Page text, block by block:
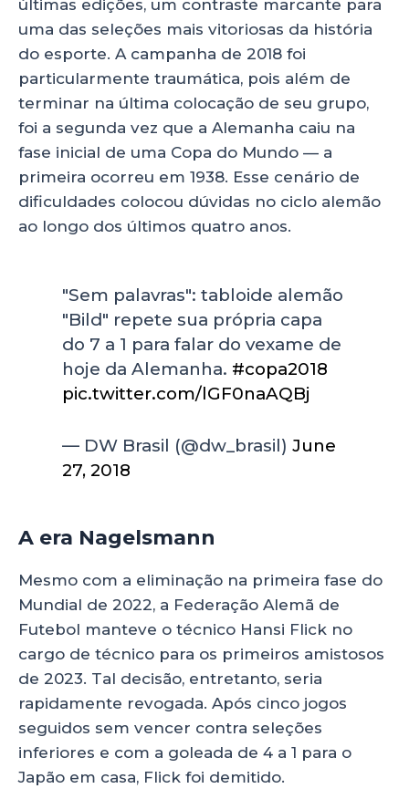
últimas edições, um contraste marcante para
uma das seleções mais vitoriosas da história
do esporte. A campanha de 2018 foi
particularmente traumática, pois além de
terminar na última colocação de seu grupo,
foi a segunda vez que a Alemanha caiu na
fase inicial de uma Copa do Mundo — a
primeira ocorreu em 1938. Esse cenário de
dificuldades colocou dúvidas no ciclo alemão
ao longo dos últimos quatro anos.
"Sem palavras": tabloide alemão
"Bild" repete sua própria capa
do 7 a 1 para falar do vexame de
hoje da Alemanha. #copa2018
pic.twitter.com/lGF0naAQBj
— DW Brasil (@dw_brasil)June
27, 2018
A era Nagelsmann
Mesmo com a eliminação na primeira fase do
Mundial de 2022, a Federação Alemã de
Futebol manteve o técnico Hansi Flick no
cargo de técnico para os primeiros amistosos
de 2023. Tal decisão, entretanto, seria
rapidamente revogada. Após cinco jogos
seguidos sem vencer contra seleções
inferiores e com a goleada de 4 a 1 para o
Japão em casa, Flick foi demitido.